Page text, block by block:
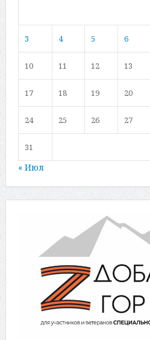
3 4 5 6
10 11 12 13
17 18 19 20
24 25 26 27
31
« Июл